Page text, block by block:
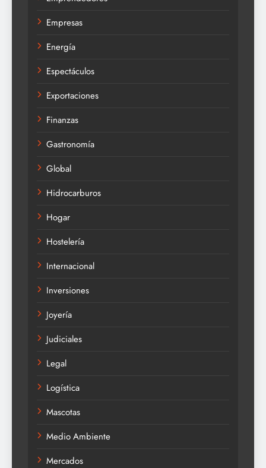
Empresas
Energía
Espectáculos
Exportaciones
Finanzas
Gastronomía
Global
Hidrocarburos
Hogar
Hostelería
Internacional
Inversiones
Joyería
Judiciales
Legal
Logística
Mascotas
Medio Ambiente
Mercados